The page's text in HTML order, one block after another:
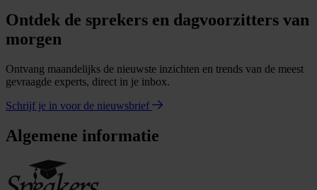
Ontdek de sprekers en dagvoorzitters van
morgen
Ontvang maandelijks de nieuwste inzichten en trends van de meest
gevraagde experts, direct in je inbox.
Schrijf je in voor de nieuwsbrief
Algemene informatie